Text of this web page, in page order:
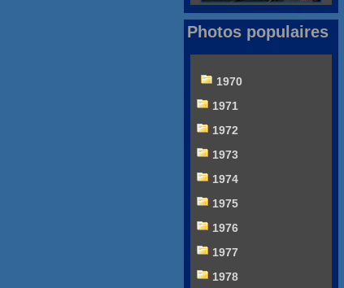
Photos populaires
1970
1971
1972
1973
1974
1975
1976
1977
1978